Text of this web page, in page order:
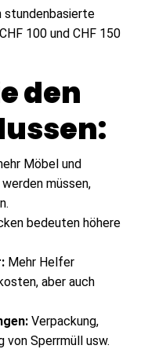
stundenbasierte
100 und CHF 150
den
Möbel und
müssen,
bedeuten höhere
Mehr Helfer
aber auch
Verpackung,
von Sperrmüll usw.